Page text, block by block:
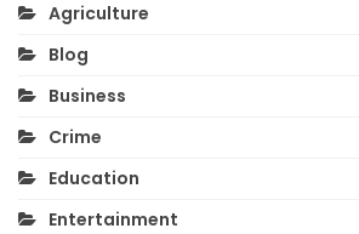
Agriculture
Blog
Business
Crime
Education
Entertainment